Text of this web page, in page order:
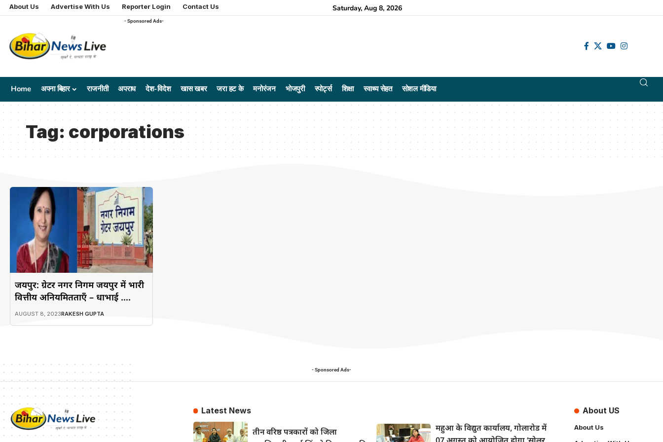
About Us Advertise With Us Reporter Login Contact Us Saturday, Aug 8, 2026
- Sponsored Ads-
Home अपना बिहार राजनीती अपराध देश-विदेश खास खबर जरा हट के मनोरंजन भोजपुरी स्पोर्ट्स शिक्षा स्वाथ्य सेहत सोशल मीडिया
Tag: corporations
जयपुर: ग्रेटर नगर निगम जयपुर में भारी
वित्तीय अनियमितताएँ – धाभाई ….
AUGUST 8, 2023RAKESH GUPTA
- Sponsored Ads-
Latest News
तीन वरिष्ठ पत्रकारों को जिला
महुआ के विद्युत कार्यालय, गोलारोड में
About US
About Us